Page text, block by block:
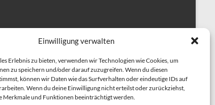
Einwilligung verwalten
Erlebnis zu bieten, verwenden wir Technologien wie Cookies, um
zu speichern und/oder darauf zuzugreifen. Wenn du diesen
können wir Daten wie das Surfverhalten oder eindeutige IDs auf
Wenn du deine Einwilligung nicht erteilst oder zurückziehst,
Merkmale und Funktionen beeinträchtigt werden.